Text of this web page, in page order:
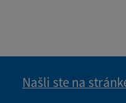
Našli ste na